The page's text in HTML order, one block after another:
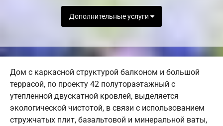
Дополнительные услуги
Дом с каркасной структурой балконом и большой
террасой, по проекту 42 полутораэтажный с
утепленной двускатной кровлей, выделяется
экологической чистотой, в связи с использованием
стружчатых плит, базальтовой и минеральной ваты,